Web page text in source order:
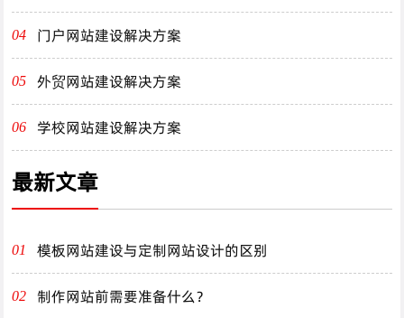
04 门户网站建设解决方案
05 外贸网站建设解决方案
06 学校网站建设解决方案
最新文章
01 模板网站建设与定制网站设计的区别
02 制作网站前需要准备什么？